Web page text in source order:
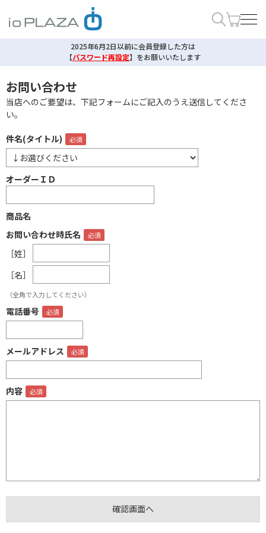
2025年6月2日以前に会員登録した方は
【パスワード再設定】 をお願いいたします
お問い合わせ
当店へのご要望は、下記フォームにご記入のうえ送信してくださ
い。
件名(タイトル)
オーダーＩＤ
商品名
お問い合わせ時氏名
［姓］
［名］
（全角で入力してください）
電話番号
メールアドレス
内容